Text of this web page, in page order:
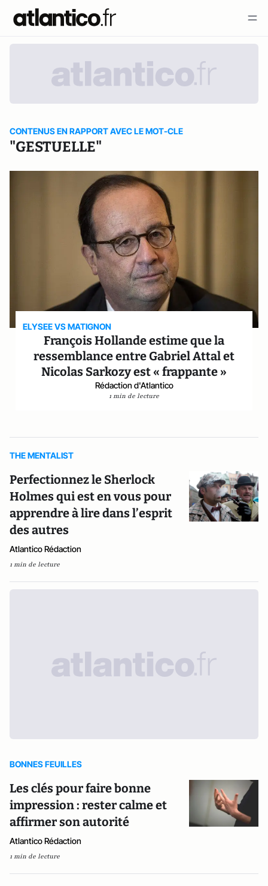
CONTENUS EN RAPPORT AVEC LE MOT-CLE
"GESTUELLE"
ELYSEE VS MATIGNON
François Hollande estime que la
ressemblance entre Gabriel Attal et
Nicolas Sarkozy est « frappante »
Rédaction d'Atlantico
1 min de lecture
THE MENTALIST
Perfectionnez le Sherlock
Holmes qui est en vous pour
apprendre à lire dans l’esprit
des autres
Atlantico Rédaction
1 min de lecture
BONNES FEUILLES
Les clés pour faire bonne
impression : rester calme et
affirmer son autorité
Atlantico Rédaction
1 min de lecture